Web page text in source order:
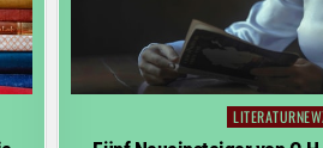
Posted